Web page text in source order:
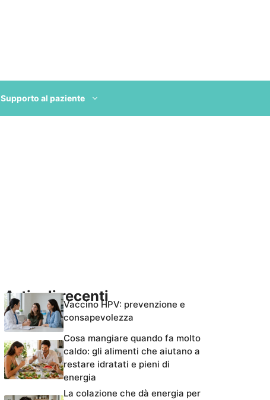
Supporto al paziente
Articoli recentiVaccino HPV: prevenzione e
consapevolezza
Cosa mangiare quando fa molto
caldo: gli alimenti che aiutano a
restare idratati e pieni di
energia
La colazione che dà energia per